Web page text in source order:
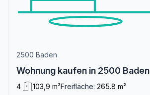
2500 Baden
Wohnung kaufen in 2500 Baden
4 103,9 m²Freifläche: 265.8 m²